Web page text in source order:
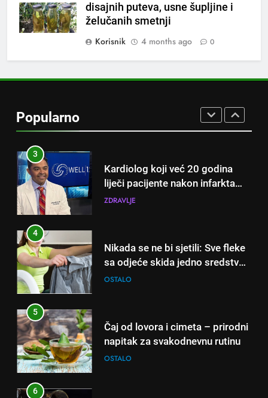
disajnih puteva, usne šupljine i
želučanih smetnji
Korisnik
4 months ago 0
Popularno
Samo 1 kašičica u litru vode i
čak će se i “suhi štap”
ukorijeniti! Stari vrtlarski trik koji
OSTALO
Kako rashladiti prostoriju bez
klime i velikih računa za struju!
3
Kardiolog koji već 20 godina
liječi pacijente nakon infarkta
otkrio: Ove 4 jutarnje navike
dana!
ZDRAVLJE
4
Nikada se ne bi sjetili: Sve fleke
sa odjeće skida jedno sredstvo
koje svi imamo u kući
OSTALO
5
Čaj od lovora i cimeta – prirodni
napitak za svakodnevnu rutinu
OSTALO
6